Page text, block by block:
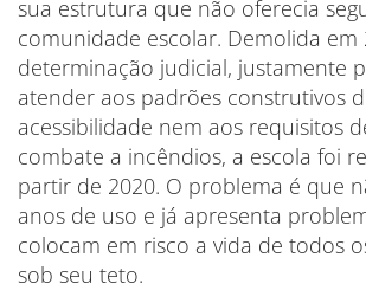
sua estrutura que não oferecia
comunidade escolar. Demolida em
determinação judicial, justamente
atender aos padrões construtivos
acessibilidade nem aos requisitos
combate a incêndios, a escola foi
partir de 2020. O problema é que
anos de uso e já apresenta
colocam em risco a vida de todos
sob seu teto.